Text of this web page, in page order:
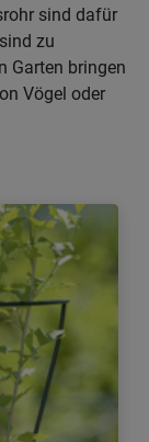
sind dafür
zu
Garten bringen
Vögel oder